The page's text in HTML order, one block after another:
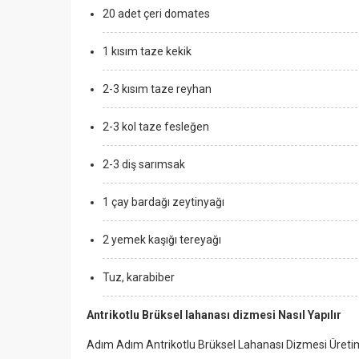
20 adet çeri domates
1 kısım taze kekik
2-3 kısım taze reyhan
2-3 kol taze fesleğen
2-3 diş sarımsak
1 çay bardağı zeytinyağı
2 yemek kaşığı tereyağı
Tuz, karabiber
Antrikotlu Brüksel lahanası dizmesi Nasıl Yapılır
Adım Adım Antrikotlu Brüksel Lahanası Dizmesi